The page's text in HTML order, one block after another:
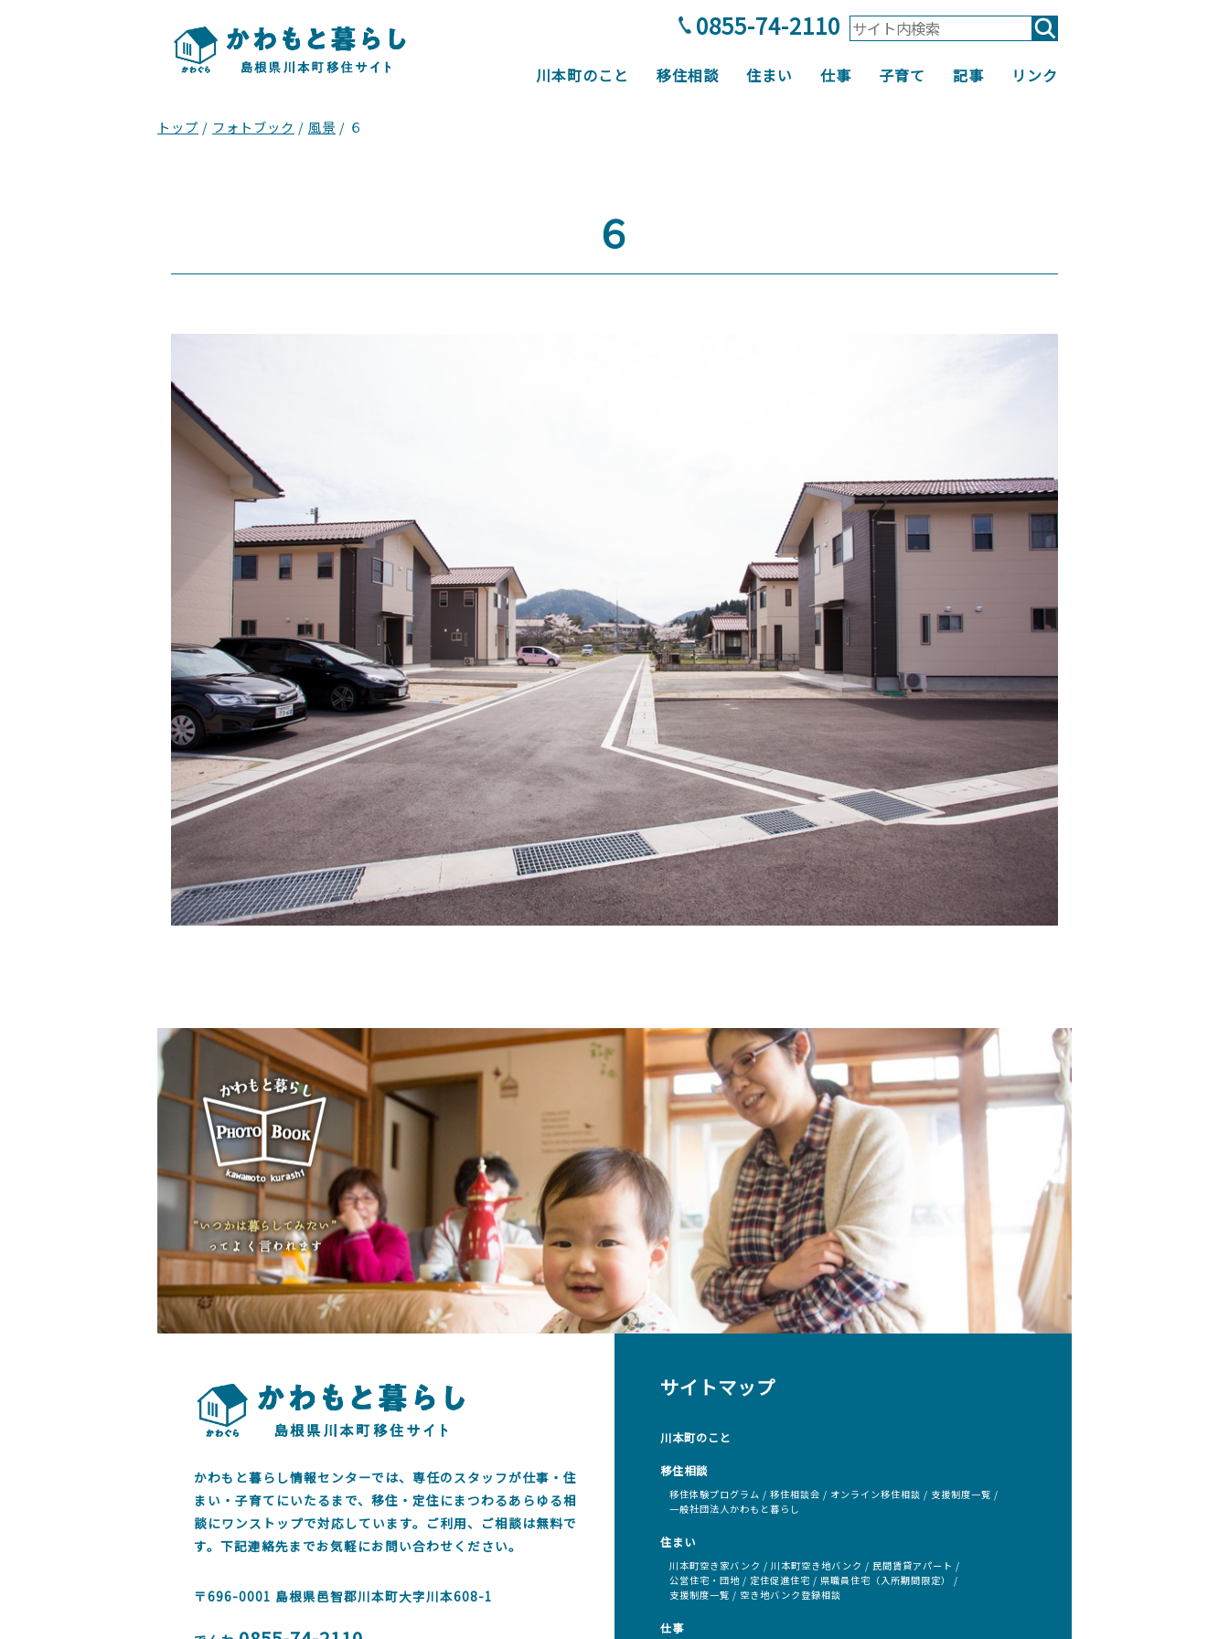
0855-74-2110
川本町のこと 移住相談 住まい 仕事 子育て 記事 リンク
まち
自然の美しさと生活インフラが 丁度よいまち
現
トップ / フォトブック / 風景 / ６
６
かわもと暮らし情報センターでは、専任のスタッフが仕事・住
まい・子育てにいたるまで、移住・定住にまつわるあらゆる相
談にワンストップで対応しています。ご利用、ご相談は無料で
す。下記連絡先までお気軽にお問い合わせください。
〒696-0001 島根県邑智郡川本町大字川本608-1
サイトマップ
川本町のこと
移住相談
移住体験プログラム 移住相談会 オンライン移住相談
支援制度一覧
一般社団法人かわもと暮らし
住まい
川本町空き家バンク 川本町空き地バンク
民間賃貸アパート
公営住宅・団地
定住促進住宅
県職員住宅（入所期間限定）
支援制度一覧
空き地バンク登録相談
仕事